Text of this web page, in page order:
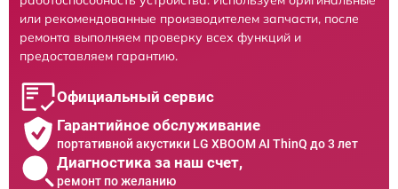
или рекомендованные производителем запчасти, после
ремонта выполняем проверку всех функций и
предоставляем гарантию.
Официальный сервис
Гарантийное обслуживание
портативной акустики LG XBOOM AI ThinQ до 3 лет
Диагностика за наш счет,
ремонт по желанию